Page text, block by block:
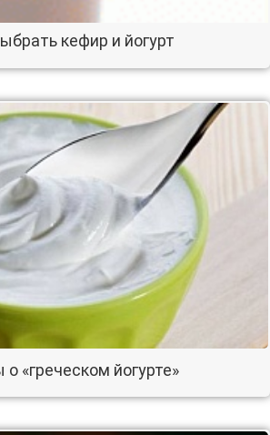
кефир и йогурт
«греческом йогурте»